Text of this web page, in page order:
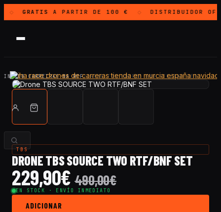
◇ GRATISA PARTIR DE 100 € ◇ DISTRIBUIDOR
INICIO· CARREIRAS NA RTF·DRONE TBS SOURCE TWO RTF/BNF SET
TBS
DRONE TBS SOURCE TWO RTF/BNF SET
229,90€ 490,00€
EN STOCK · ENVÍO INMEDIATO
ADICIONAR